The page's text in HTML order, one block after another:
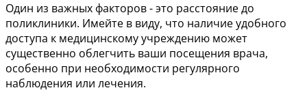
Один из важных факторов - это расстояние до
поликлиники. Имейте в виду, что наличие удобного
доступа к медицинскому учреждению может
существенно облегчить ваши посещения врача,
особенно при необходимости регулярного
наблюдения или лечения.